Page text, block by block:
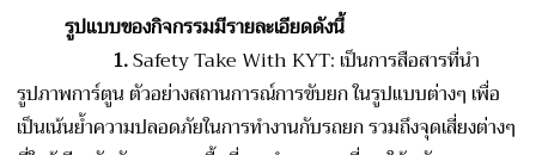
รูปแบบของกิจกรรมมีรายละเอียดดังนี้
1.Safety Take With KYT: เป็นการสือสารที่นำ
รูปภาพการ์ตูน ตัวอย่างสถานการณ์การขับยก ในรูปแบบต่างๆ เพื่อ
เป็นเน้นย้ำความปลอดภัยในการทำงานกับรถยก รวมถึงจุดเสี่ยงต่างๆ